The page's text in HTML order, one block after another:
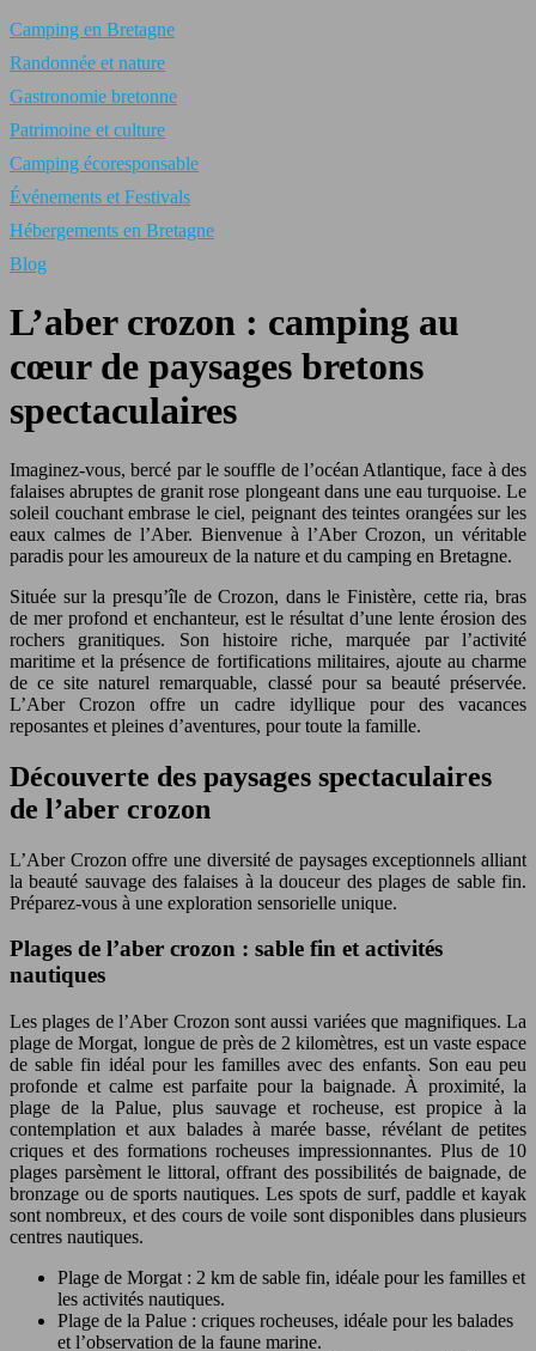
Camping en Bretagne
Randonnée et nature
Gastronomie bretonne
Patrimoine et culture
Camping écoresponsable
Événements et Festivals
Hébergements en Bretagne
Blog
L’aber crozon : camping au
cœur de paysages bretons
spectaculaires
Imaginez-vous, bercé par le souffle de l’océan Atlantique, face à des
falaises abruptes de granit rose plongeant dans une eau turquoise. Le
soleil couchant embrase le ciel, peignant des teintes orangées sur les
eaux calmes de l’Aber. Bienvenue à l’Aber Crozon, un véritable
paradis pour les amoureux de la nature et du camping en Bretagne.
Située sur la presqu’île de Crozon, dans le Finistère, cette ria, bras
de mer profond et enchanteur, est le résultat d’une lente érosion des
rochers granitiques. Son histoire riche, marquée par l’activité
maritime et la présence de fortifications militaires, ajoute au charme
de ce site naturel remarquable, classé pour sa beauté préservée.
L’Aber Crozon offre un cadre idyllique pour des vacances
reposantes et pleines d’aventures, pour toute la famille.
Découverte des paysages spectaculaires
de l’aber crozon
L’Aber Crozon offre une diversité de paysages exceptionnels alliant
la beauté sauvage des falaises à la douceur des plages de sable fin.
Préparez-vous à une exploration sensorielle unique.
Plages de l’aber crozon : sable fin et activités
nautiques
Les plages de l’Aber Crozon sont aussi variées que magnifiques. La
plage de Morgat, longue de près de 2 kilomètres, est un vaste espace
de sable fin idéal pour les familles avec des enfants. Son eau peu
profonde et calme est parfaite pour la baignade. À proximité, la
plage de la Palue, plus sauvage et rocheuse, est propice à la
contemplation et aux balades à marée basse, révélant de petites
criques et des formations rocheuses impressionnantes. Plus de 10
plages parsèment le littoral, offrant des possibilités de baignade, de
bronzage ou de sports nautiques. Les spots de surf, paddle et kayak
sont nombreux, et des cours de voile sont disponibles dans plusieurs
centres nautiques.
Plage de Morgat : 2 km de sable fin, idéale pour les familles et
les activités nautiques.
Plage de la Palue : criques rocheuses, idéale pour les balades
et l’observation de la faune marine.